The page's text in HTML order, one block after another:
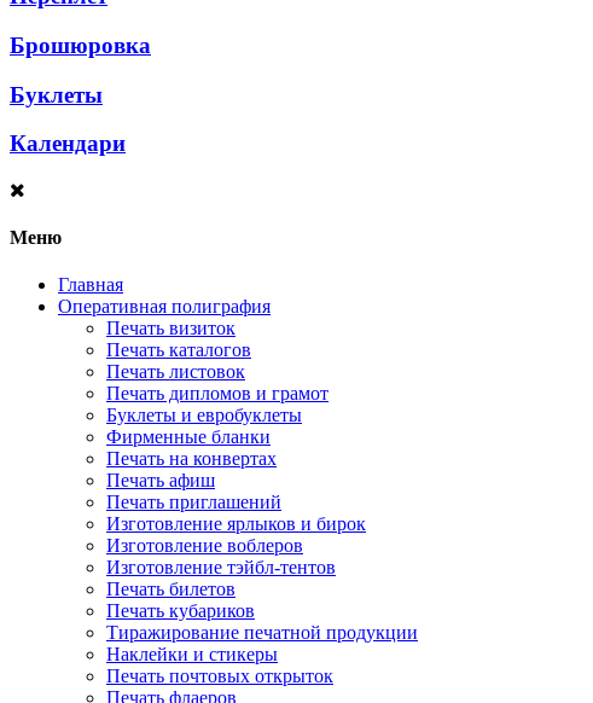
Брошюровка
Буклеты
Календари
Меню
Главная
Оперативная полиграфия
Печать визиток
Печать каталогов
Печать листовок
Печать дипломов и грамот
Буклеты и евробуклеты
Фирменные бланки
Печать на конвертах
Печать афиш
Печать приглашений
Изготовление ярлыков и бирок
Изготовление воблеров
Изготовление тэйбл-тентов
Печать билетов
Печать кубариков
Тиражирование печатной продукции
Наклейки и стикеры
Печать почтовых открыток
Печать флаеров